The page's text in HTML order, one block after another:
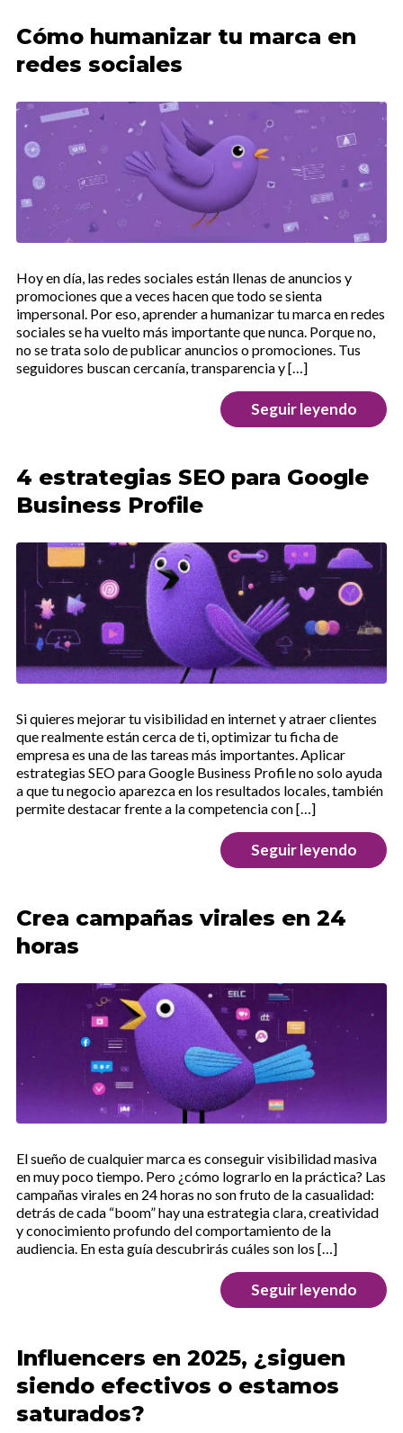
Cómo humanizar tu marca en
redes sociales
Hoy en día, las redes sociales están llenas de anuncios y
promociones que a veces hacen que todo se sienta
impersonal. Por eso, aprender a humanizar tu marca en redes
sociales se ha vuelto más importante que nunca. Porque no,
no se trata solo de publicar anuncios o promociones. Tus
seguidores buscan cercanía, transparencia y […]
Seguir leyendo
4 estrategias SEO para Google
Business Profile
Si quieres mejorar tu visibilidad en internet y atraer clientes
que realmente están cerca de ti, optimizar tu ficha de
empresa es una de las tareas más importantes. Aplicar
estrategias SEO para Google Business Profile no solo ayuda
a que tu negocio aparezca en los resultados locales, también
permite destacar frente a la competencia con […]
Seguir leyendo
Crea campañas virales en 24
horas
El sueño de cualquier marca es conseguir visibilidad masiva
en muy poco tiempo. Pero ¿cómo lograrlo en la práctica? Las
campañas virales en 24 horas no son fruto de la casualidad:
detrás de cada “boom” hay una estrategia clara, creatividad
y conocimiento profundo del comportamiento de la
audiencia. En esta guía descubrirás cuáles son los […]
Seguir leyendo
Influencers en 2025, ¿siguen
siendo efectivos o estamos
saturados?